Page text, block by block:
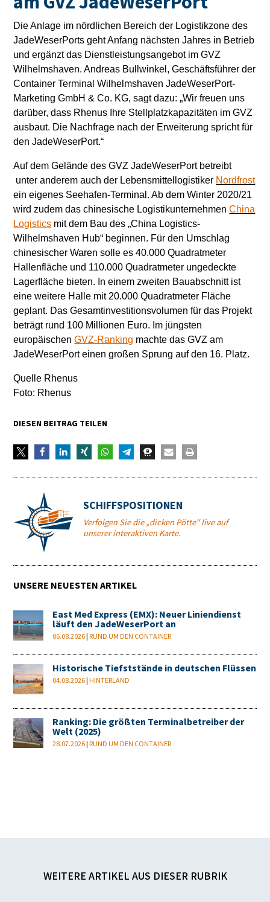
Die Anlage im nördlichen Bereich der Logistikzone des
JadeWeserPorts geht Anfang nächsten Jahres in Betrieb
und ergänzt das Dienstleistungsangebot im GVZ
Wilhelmshaven. Andreas Bullwinkel, Geschäftsführer der
Container Terminal Wilhelmshaven JadeWeserPort-
Marketing GmbH & Co. KG, sagt dazu: „Wir freuen uns
darüber, dass Rhenus Ihre Stellplatzkapazitäten im GVZ
ausbaut. Die Nachfrage nach der Erweiterung spricht für
den JadeWeserPort.“
Auf dem Gelände des GVZ JadeWeserPort betreibt
unter anderem auch der Lebensmittellogistiker Nordfrost
ein eigenes Seehafen-Terminal. Ab dem Winter 2020/21
wird zudem das chinesische LogistikunternehmenChina
Logistics mit dem Bau des „China Logistics-
Wilhelmshaven Hub“ beginnen. Für den Umschlag
chinesischer Waren solle es 40.000 Quadratmeter
Hallenfläche und 110.000 Quadratmeter ungedeckte
Lagerfläche bieten. In einem zweiten Bauabschnitt ist
eine weitere Halle mit 20.000 Quadratmeter Fläche
geplant. Das Gesamtinvestitionsvolumen für das Projekt
beträgt rund 100 Millionen Euro. Im jüngsten
europäischenGVZ-Ranking machte das GVZ am
JadeWeserPort einen großen Sprung auf den 16. Platz.
Quelle Rhenus
Foto: Rhenus
DIESEN BEITRAG TEILEN
SCHIFFSPOSITIONEN
Verfolgen Sie die „dicken Pötte“ live auf
unserer interaktiven Karte.
UNSERE NEUESTEN ARTIKEL
East Med Express (EMX): Neuer Liniendienst
läuft den JadeWeserPort an
06.08.2026 |RUND UM DEN CONTAINER
Historische Tiefststände in deutschen Flüssen
04.08.2026 |HINTERLAND
Ranking: Die größten Terminalbetreiber der
Welt (2025)
28.07.2026 |RUND UM DEN CONTAINER
WEITERE ARTIKEL AUS DIESER RUBRIK